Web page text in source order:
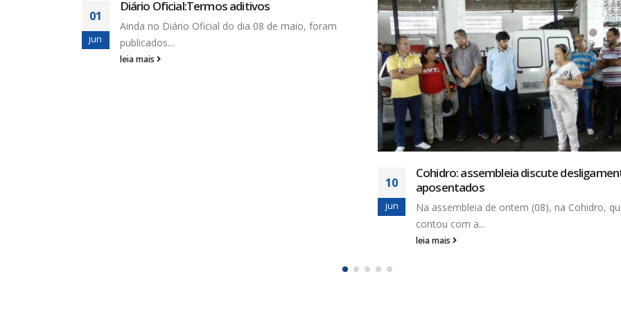
14
nov
Reforma trabalhista reduziu
e ampliou empregos precários
Um ano depois da entrada em
trabalhista, sancionado...
leia mais